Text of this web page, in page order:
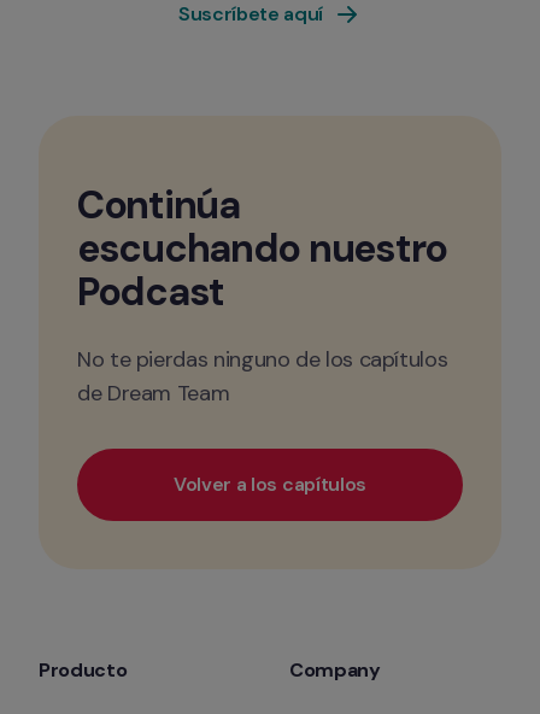
Suscríbete aquí
Continúa
escuchando nuestro
Podcast
No te pierdas ninguno de los capítulos
de Dream Team
Volver a los capítulos
Producto Company